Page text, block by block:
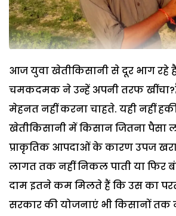
आज युवा खेतीकिसानी से दूर भाग रहे
चमकदमक ने उन्हें अपनी तरफ
मेहनत नहीं करना चाहते. यही नहीं
खेतीकिसानी में किसान जितना पैसा
प्राकृतिक आपदाओं के कारण उपज
लागत तक नहीं निकल पाती या फिर
दाम इतने कम मिलते हैं कि उस का
सरकार की योजनाएं भी किसानों तक